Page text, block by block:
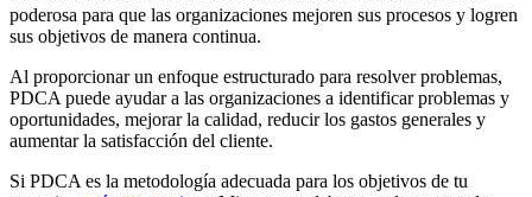
poderosa para que las organizaciones mejoren sus procesos y logren
sus objetivos de manera continua.
Al proporcionar un enfoque estructurado para resolver problemas,
PDCA puede ayudar a las organizaciones a identificar problemas y
oportunidades, mejorar la calidad, reducir los gastos generales y
aumentar la satisfacción del cliente.
Si PDCA es la metodología adecuada para los objetivos de tu